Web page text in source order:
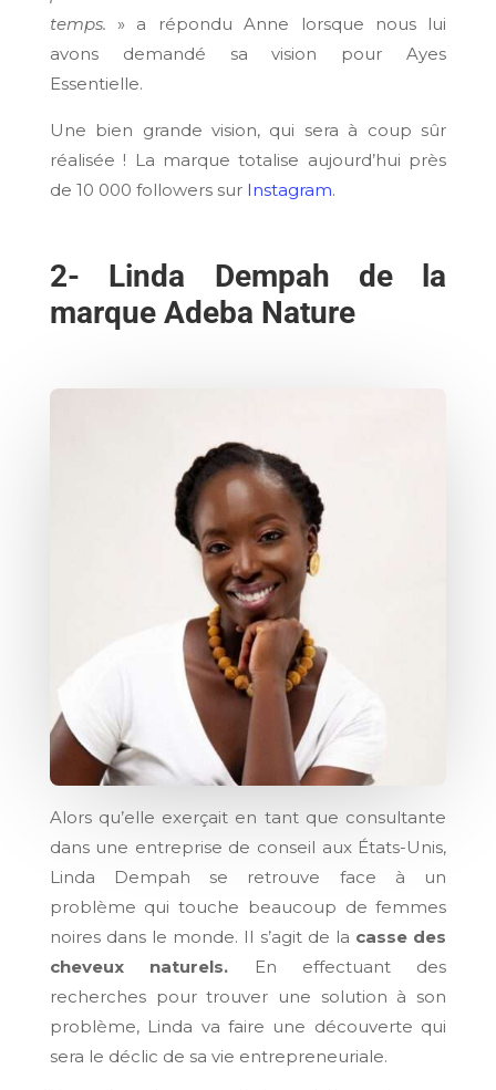
temps.
» a répondu Anne lorsque nous lui
avons demandé sa vision pour Ayes
Essentielle.
Une bien grande vision, qui sera à coup sûr
réalisée ! La marque totalise aujourd’hui près
de 10 000 followers sur Instagram.
2-
Linda Dempah de la
marque Adeba Nature
Alors qu’elle exerçait en tant que consultante
dans une entreprise de conseil aux États-Unis,
Linda Dempah se retrouve face à un
problème qui touche beaucoup de femmes
noires dans le monde. Il s’agit de la casse des
cheveux naturels. En effectuant des
recherches pour trouver une solution à son
problème, Linda va faire une découverte qui
sera le déclic de sa vie entrepreneuriale.